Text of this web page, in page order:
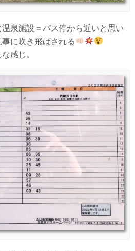
泉施設＝バス停から近いと思い
に吹き飛ばされる
感じ。